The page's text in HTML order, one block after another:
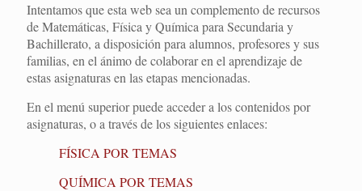
Intentamos que esta web sea un complemento de recursos
de Matemáticas, Física y Química para Secundaria y
Bachillerato, a disposición para alumnos, profesores y sus
familias, en el ánimo de colaborar en el aprendizaje de
estas asignaturas en las etapas mencionadas.
En el menú superior puede acceder a los contenidos por
asignaturas, o a través de los siguientes enlaces:
FÍSICA POR TEMAS
QUÍMICA POR TEMAS